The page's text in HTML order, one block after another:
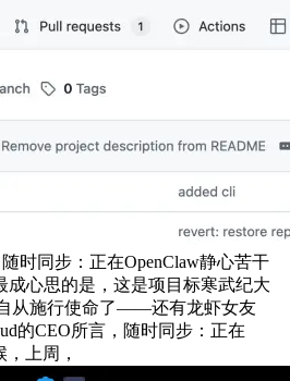
时同步：正在OpenClaw静心苦干
成心思的是，这是项目标寒武纪大
从施行使命了——还有龙虾女友
的CEO所言，随时同步：正在
上周，